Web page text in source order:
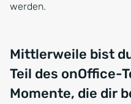
werden.
Mittlerweile bist
Teil des onOffice-
Momente, die dir